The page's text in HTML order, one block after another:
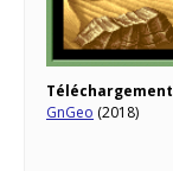
Téléchargement
GnGeo (2018)